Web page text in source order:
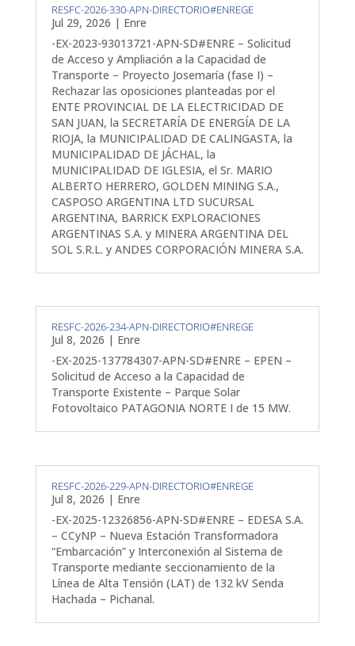
RESFC-2026-330-APN-DIRECTORIO#ENREGE
Jul 29, 2026 | Enre
-EX-2023-93013721-APN-SD#ENRE – Solicitud
de Acceso y Ampliación a la Capacidad de
Transporte – Proyecto Josemaría (fase I) –
Rechazar las oposiciones planteadas por el
ENTE PROVINCIAL DE LA ELECTRICIDAD DE
SAN JUAN, la SECRETARÍA DE ENERGÍA DE LA
RIOJA, la MUNICIPALIDAD DE CALINGASTA, la
MUNICIPALIDAD DE JÁCHAL, la
MUNICIPALIDAD DE IGLESIA, el Sr. MARIO
ALBERTO HERRERO, GOLDEN MINING S.A.,
CASPOSO ARGENTINA LTD SUCURSAL
ARGENTINA, BARRICK EXPLORACIONES
ARGENTINAS S.A. y MINERA ARGENTINA DEL
SOL S.R.L. y ANDES CORPORACIÓN MINERA S.A.
RESFC-2026-234-APN-DIRECTORIO#ENREGE
Jul 8, 2026 | Enre
-EX-2025-137784307-APN-SD#ENRE – EPEN –
Solicitud de Acceso a la Capacidad de
Transporte Existente – Parque Solar
Fotovoltaico PATAGONIA NORTE I de 15 MW.
RESFC-2026-229-APN-DIRECTORIO#ENREGE
Jul 8, 2026 | Enre
-EX-2025-12326856-APN-SD#ENRE – EDESA S.A.
– CCyNP – Nueva Estación Transformadora
“Embarcación” y Interconexión al Sistema de
Transporte mediante seccionamiento de la
Línea de Alta Tensión (LAT) de 132 kV Senda
Hachada – Pichanal.